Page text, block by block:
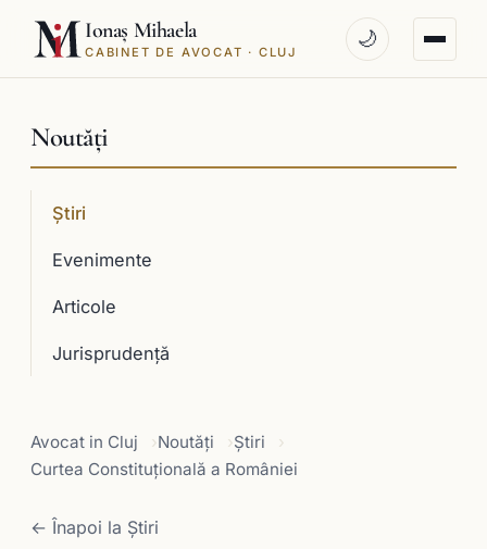
Ionaș Mihaela
CABINET DE AVOCAT · CLUJ
🌙
Noutăți
Știri
Evenimente
Articole
Jurisprudenţă
Avocat in Cluj Noutăți
Știri
Curtea Constituţională a României
← Înapoi la Știri